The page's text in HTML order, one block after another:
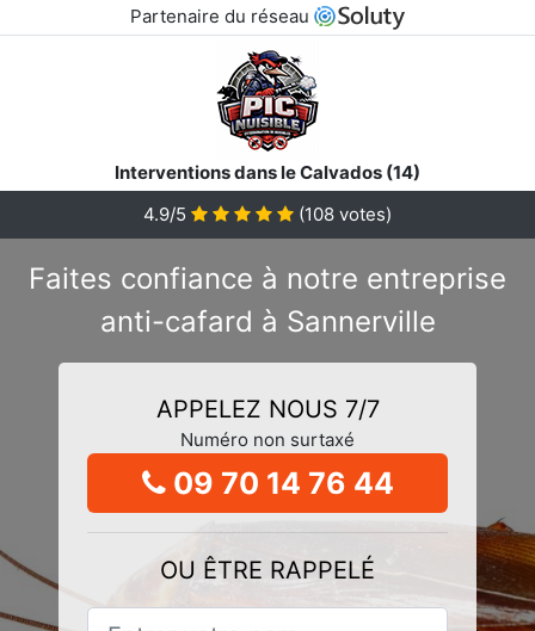
Partenaire du réseau
Interventions dans le Calvados (14)
4.9/5
(108 votes)
Faites confiance à notre entreprise
anti-cafard à Sannerville
APPELEZ NOUS 7/7
Numéro non surtaxé
09 70 14 76 44
OU ÊTRE RAPPELÉ